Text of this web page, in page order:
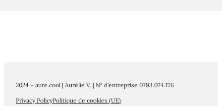
2024 – aure.cool | Aurélie V. | N° d’entreprise 0793.074.176
Privacy PolicyPolitique de cookies (UE)